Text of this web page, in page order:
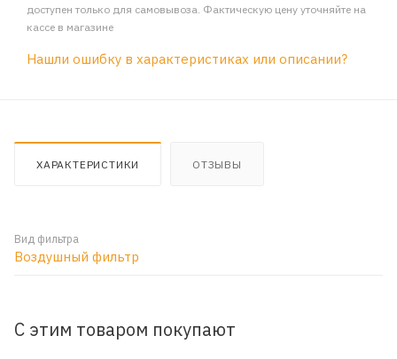
доступен только для самовывоза. Фактическую цену уточняйте на
кассе в магазине
Нашли ошибку в характеристиках или описании?
ХАРАКТЕРИСТИКИ ОТЗЫВЫ
Вид фильтра
Воздушный фильтр
С этим товаром покупают